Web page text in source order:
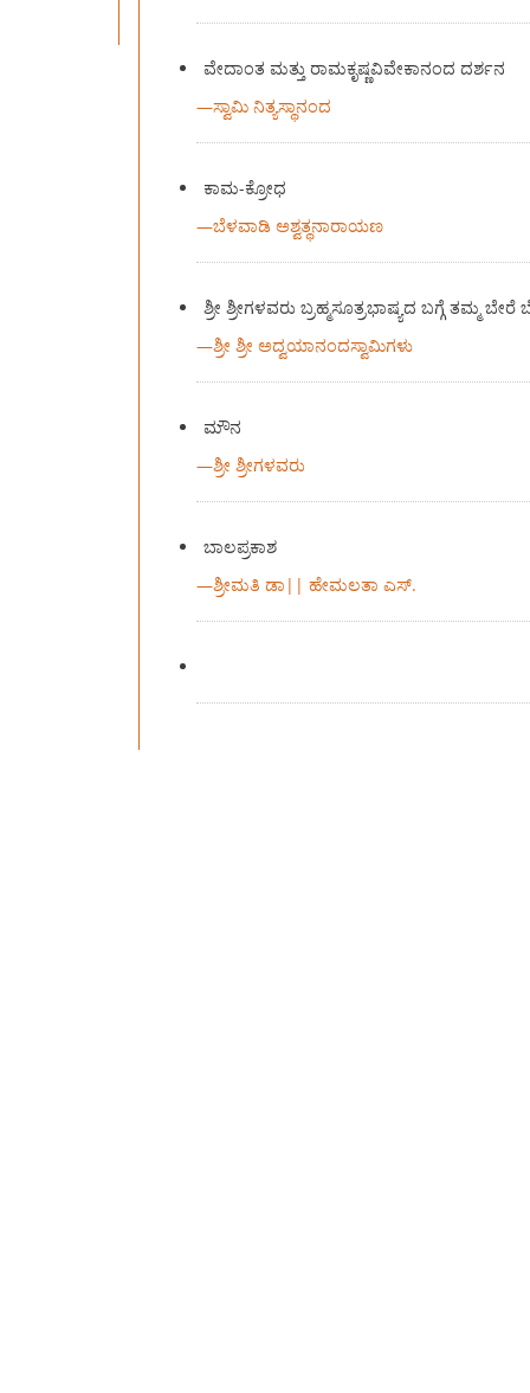
ವೇದಾಂತ ಮತ್ತು ರಾಮಕೃಷ್ಣವಿವೇಕಾನಂದ ದರ್ಶನ
—ಸ್ವಾಮಿ ನಿತ್ಯಸ್ಥಾನಂದ
ಕಾಮ-ಕ್ರೋಧ
—ಬೆಳವಾಡಿ ಅಶ್ವತ್ಥನಾರಾಯಣ
ಶ್ರೀ ಶ್ರೀಗಳವರು ಬ್ರಹ್ಮಸೂತ್ರಭಾಷ್ಯದ ಬಗ್ಗೆ ತಮ್ಮ
—ಶ್ರೀ ಶ್ರೀ ಅದ್ವಯಾನಂದಸ್ವಾಮಿಗಳು
ಮೌನ
—ಶ್ರೀ ಶ್ರೀಗಳವರು
ಬಾಲಪ್ರಕಾಶ
—ಶ್ರೀಮತಿ ಡಾ|| ಹೇಮಲತಾ ಎಸ್.